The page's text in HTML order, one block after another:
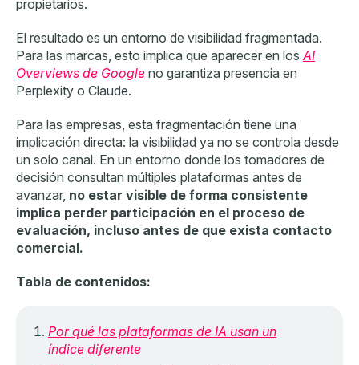
propietarios.
El resultado es un entorno de visibilidad fragmentada.
Para las marcas, esto implica que aparecer en los AI
Overviews de Google no garantiza presencia en
Perplexity o Claude.
Para las empresas, esta fragmentación tiene una
implicación directa: la visibilidad ya no se controla desde
un solo canal. En un entorno donde los tomadores de
decisión consultan múltiples plataformas antes de
avanzar, no estar visible de forma consistente
implica perder participación en el proceso de
evaluación, incluso antes de que exista contacto
comercial.
Tabla de contenidos:
Por qué las plataformas de IA usan un
índice diferente